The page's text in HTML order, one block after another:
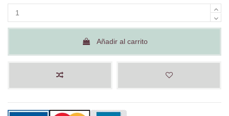
Añadir al carrito